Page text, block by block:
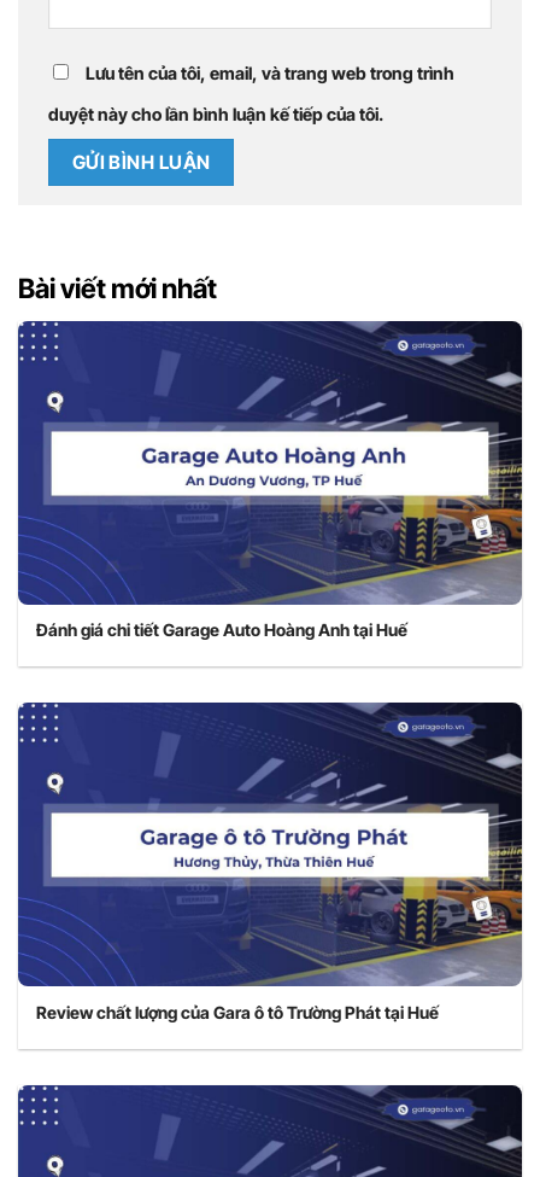
Lưu tên của tôi, email, và trang web trong trình
duyệt này cho lần bình luận kế tiếp của tôi.
Bài viết mới nhất
Đánh giá chi tiết Garage Auto Hoàng Anh tại Huế
Review chất lượng của Gara ô tô Trường Phát tại Huế